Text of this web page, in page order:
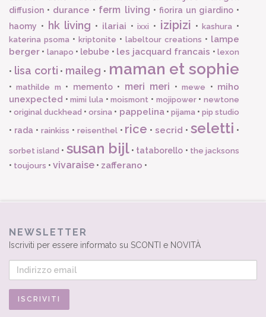
diffusion • durance • ferm living • fiorira un giardino•
haomy • hk living • ilariai •ixxi • izipizi •kashura •
katerina psoma • kriptonite • labeltour creations • lampe
berger • lanapo • lebube • les jacquard francais •lexon
• lisa corti • maileg • maman et sophie
•mathilde m • memento• meri meri •mewe • miho
unexpected •mimi lula •moismont • mojipower•newtone
•original duckhead •orsina • pappelina• pijama • pip studio
• rada • rainkiss • reisenthel• rice •secrid •seletti •
sorbet island • susan bijl• tataborello • the jacksons
• toujours • vivaraise • zafferano •
NEWSLETTER
Iscriviti per essere informato su SCONTI e NOVITÀ